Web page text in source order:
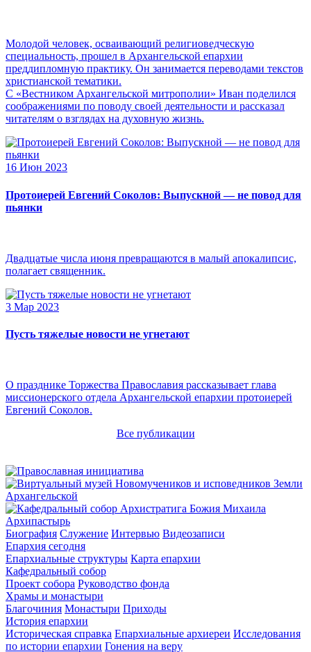
Молодой человек, осваивающий религиоведческую
специальность, прошел в Архангельской епархии
преддипломную практику. Он занимается переводами текстов
христианской тематики.
С «Вестником Архангельской митрополии» Иван поделился
соображениями по поводу своей деятельности и рассказал
читателям о взглядах на духовную жизнь.
16 Июн 2023
Протоиерей Евгений Соколов: Выпускной — не повод для
пьянки
Двадцатые числа июня превращаются в малый апокалипсис,
полагает священник.
3 Мар 2023
Пусть тяжелые новости не угнетают
О празднике Торжества Православия рассказывает глава
миссионерского отдела Архангельской епархии протоиерей
Евгений Соколов.
Все публикации
Архипастырь
Биография Служение Интервью Видеозаписи
Епархия сегодня
Епархиальные структуры Карта епархии
Кафедральный собор
Проект собора Руководство фонда
Храмы и монастыри
Благочиния Монастыри Приходы
История епархии
Историческая справка Епархиальные архиереи Исследования
по истории епархии Гонения на веру